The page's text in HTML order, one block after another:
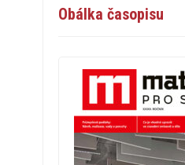
Obálka časopisu